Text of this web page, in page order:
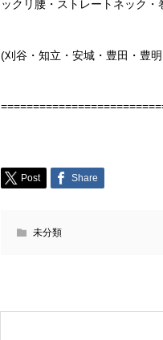
ックリ腰・ストレートネック
(刈谷・知立・安城・豊田・豊
Post Share
未分類